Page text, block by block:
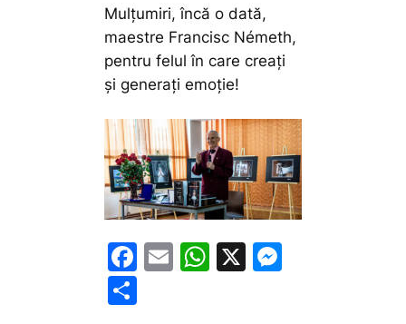
Mulțumiri, încă o dată,
maestre Francisc Németh,
pentru felul în care creați
și generați emoție!
F
E
W X